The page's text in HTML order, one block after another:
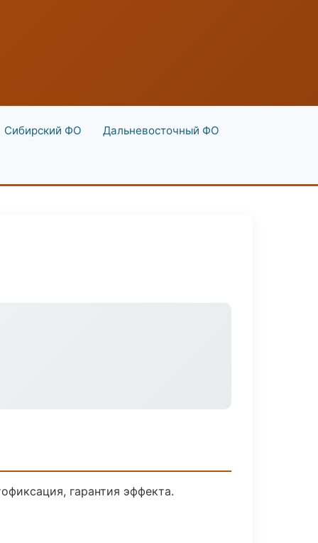
Сибирский ФО Дальневосточный ФО
гарантия эффекта.